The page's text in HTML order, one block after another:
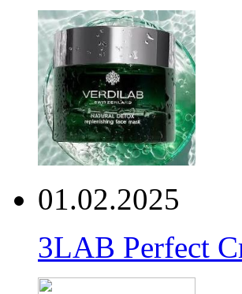
01.02.2025
3LAB Perfect